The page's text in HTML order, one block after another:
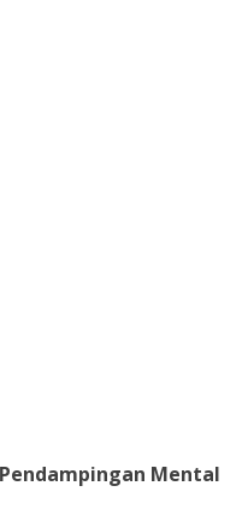
Mental